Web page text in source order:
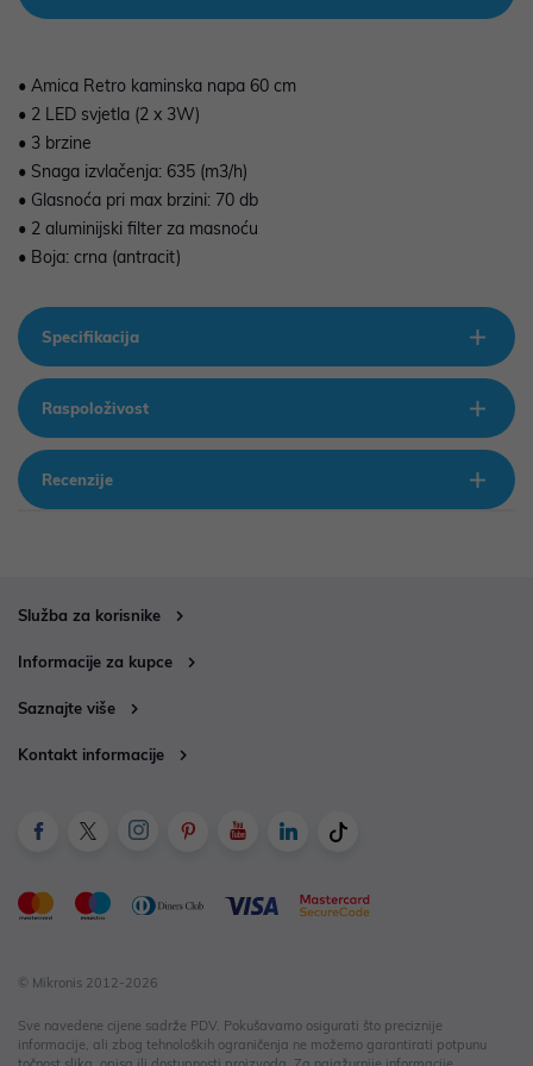
• Amica Retro kaminska napa 60 cm
• 2 LED svjetla (2 x 3W)
• 3 brzine
• Snaga izvlačenja: 635 (m3/h)
• Glasnoća pri max brzini: 70 db
• 2 aluminijski filter za masnoću
• Boja: crna (antracit)
Specifikacija
Raspoloživost
Recenzije
Služba za korisnike
Informacije za kupce
Saznajte više
Kontakt informacije
© Mikronis 2012-2026
Sve navedene cijene sadrže PDV. Pokušavamo osigurati što preciznije
informacije, ali zbog tehnoloških ograničenja ne možemo garantirati potpunu